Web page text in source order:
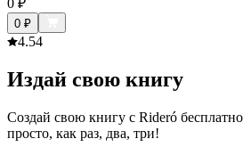
0 ₽
0 ₽
4.54
Издай свою книгу
Создай свою книгу с Rideró
просто, как раз, два, три!